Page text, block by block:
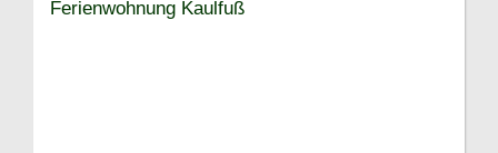
Ferienwohnung Kaulfuß